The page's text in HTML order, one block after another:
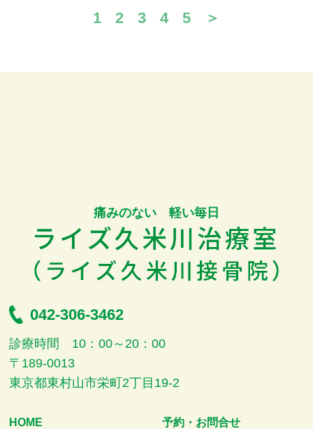
1 2 3 4 5 ＞
痛みのない 軽い毎日
042-306-3462
診療時間 10：00～20：00
〒189-0013
東京都東村山市栄町2丁目19-2
HOME 予約・お問合せ